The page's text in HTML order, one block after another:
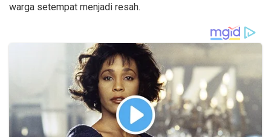
warga setempat menjadi resah.